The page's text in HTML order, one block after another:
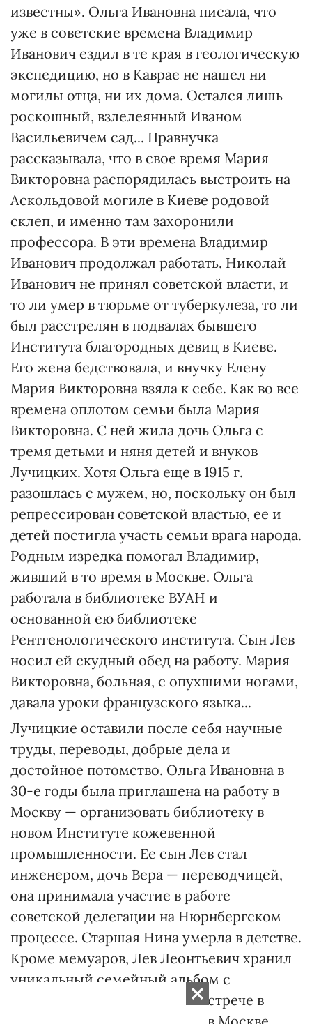
известны». Ольга Ивановна писала, что
уже в советские времена Владимир
Иванович ездил в те края в геологическую
экспедицию, но в Каврае не нашел ни
могилы отца, ни их дома. Остался лишь
роскошный, взлелеянный Иваном
Васильевичем сад... Правнучка
рассказывала, что в свое время Мария
Викторовна распорядилась выстроить на
Аскольдовой могиле в Киеве родовой
склеп, и именно там захоронили
профессора. В эти времена Владимир
Иванович продолжал работать. Николай
Иванович не принял советской власти, и
то ли умер в тюрьме от туберкулеза, то ли
был расстрелян в подвалах бывшего
Института благородных девиц в Киеве.
Его жена бедствовала, и внучку Елену
Мария Викторовна взяла к себе. Как во все
времена оплотом семьи была Мария
Викторовна. С ней жила дочь Ольга с
тремя детьми и няня детей и внуков
Лучицких. Хотя Ольга еще в 1915 г.
разошлась с мужем, но, поскольку он был
репрессирован советской властью, ее и
детей постигла участь семьи врага народа.
Родным изредка помогал Владимир,
живший в то время в Москве. Ольга
работала в библиотеке ВУАН и
основанной ею библиотеке
Рентгенологического института. Сын Лев
носил ей скудный обед на работу. Мария
Викторовна, больная, с опухшими ногами,
давала уроки французского языка...
Лучицкие оставили после себя научные
труды, переводы, добрые дела и
достойное потомство. Ольга Ивановна в
30-е годы была приглашена на работу в
Москву — организовать библиотеку в
новом Институте кожевенной
промышленности. Ее сын Лев стал
инженером, дочь Вера — переводчицей,
она принимала участие в работе
советской делегации на Нюрнбергском
процессе. Старшая Нина умерла в детстве.
Кроме мемуаров, Лев Леонтьевич хранил
уникальный семейный альбом с
фотографиями, где мы при встрече в